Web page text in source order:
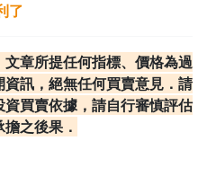
了
章所提任何指標、價格為過
訊，絕無任何買賣意見．請
買賣依據，請自行審慎評估
之後果．